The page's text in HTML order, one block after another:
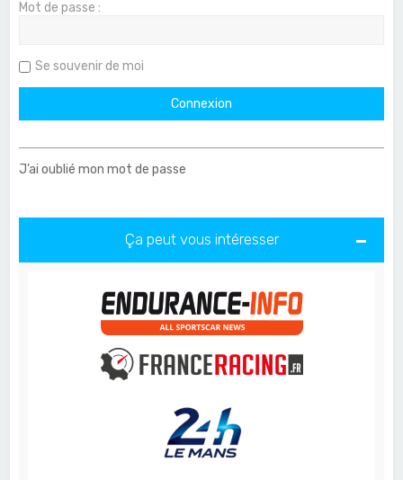
Mot de passe :
Se souvenir de moi
J’ai oublié mon mot de passe
Ça peut vous intéresser